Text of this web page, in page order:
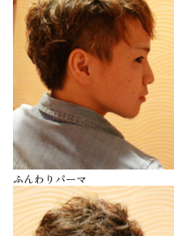
ふんわりパーマ